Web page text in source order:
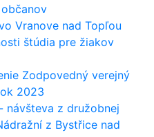
Vranove nad Topľou
štúdia pre žiakov
Zodpovedný verejný
2023
návšteva z družobnej
z Bystřice nad